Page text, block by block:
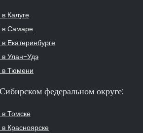
Калуге
в Самаре
Екатеринбурге
в Улан-Удэ
в Тюмени
федеральном округе:
Томске
Красноярске